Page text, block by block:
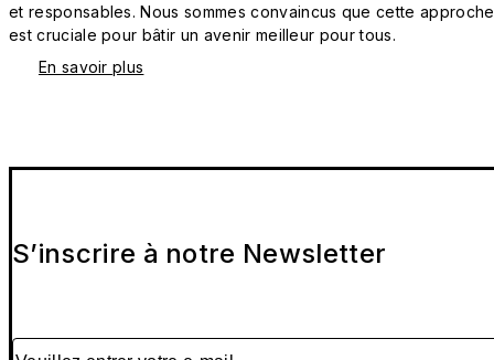
et responsables. Nous sommes convaincus que cette approche
est cruciale pour bâtir un avenir meilleur pour tous.
En savoir plus
S’inscrire à notre Newsletter
Veuillez entrer votre e-mail